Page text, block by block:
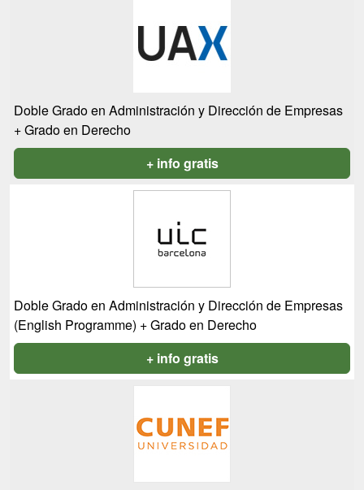
Doble Grado en Administración y Dirección de Empresas
+ Grado en Derecho
+ info gratis
Doble Grado en Administración y Dirección de Empresas
(English Programme) + Grado en Derecho
+ info gratis